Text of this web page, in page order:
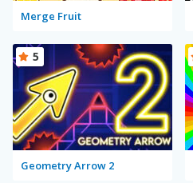
Merge Fruit
Geometry Arrow 2
5